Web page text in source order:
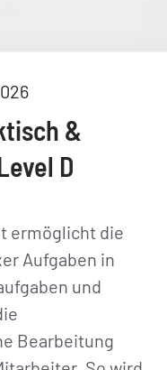
&
D
ermöglicht die
Aufgaben in
und
Bearbeitung